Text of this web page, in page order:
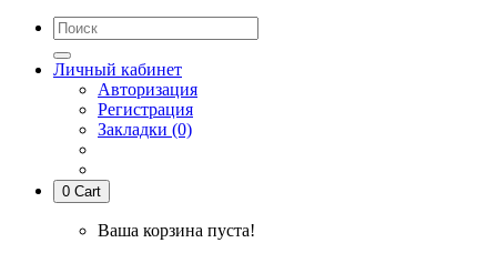
Личный кабинет
Авторизация
Регистрация
Закладки (0)
0 Cart
Ваша корзина пуста!